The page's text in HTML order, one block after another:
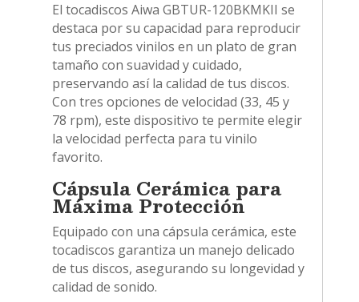
El tocadiscos Aiwa GBTUR-120BKMKII se
destaca por su capacidad para reproducir
tus preciados vinilos en un plato de gran
tamaño con suavidad y cuidado,
preservando así la calidad de tus discos.
Con tres opciones de velocidad (33, 45 y
78 rpm), este dispositivo te permite elegir
la velocidad perfecta para tu vinilo
favorito.
Cápsula Cerámica para
Máxima Protección
Equipado con una cápsula cerámica, este
tocadiscos garantiza un manejo delicado
de tus discos, asegurando su longevidad y
calidad de sonido.